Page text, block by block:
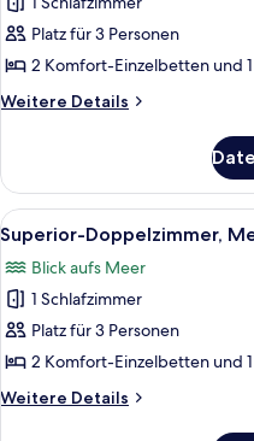
Superior-
Doppelzimmer
(2
+1)
anzeigen
Platz für 3 Personen
2 Komfort-Einzelbetten und
Weitere Details
Weitere
Doppelzimmer
(2
+1)
Alle
Fotos
für
Superior-
Doppelzimmer,
Meerblick
(2
+
6
Superior-Doppelzimmer,
Blick aufs Meer
1 Schlafzimmer
Platz für 3 Personen
2 Komfort-Einzelbetten und
Weitere Details
Weitere